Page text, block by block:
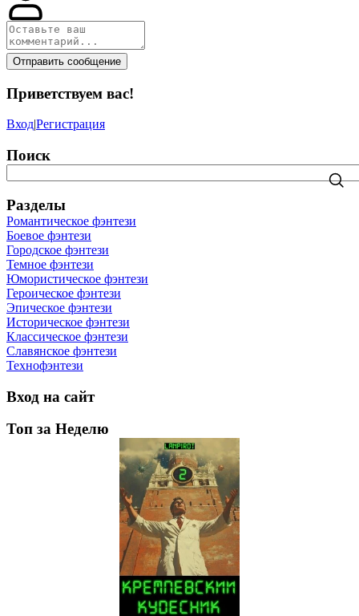
Отправить сообщение
Приветствуем вас!
Вход|Регистрация
Поиск
Разделы
Романтическое фэнтези
Боевое фэнтези
Городское фэнтези
Темное фэнтези
Юмористическое фэнтези
Героическое фэнтези
Эпическое фэнтези
Историческое фэнтези
Классическое фэнтези
Славянское фэнтези
Технофэнтези
Вход на сайт
Топ за Неделю